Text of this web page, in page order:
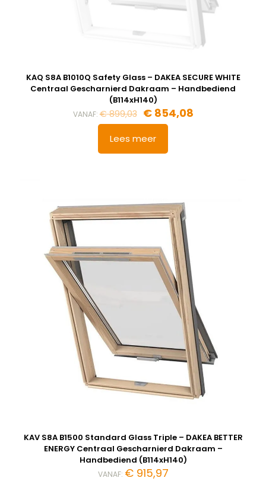
KAQ S8A B1010Q Safety Glass – DAKEA SECURE WHITE
Centraal Gescharnierd Dakraam – Handbediend
(B114xH140)
VANAF:€899,03 €854,08
Lees meer
KAV S8A B1500 Standard Glass Triple – DAKEA BETTER
ENERGY Centraal Gescharnierd Dakraam –
Handbediend (B114xH140)
VANAF: €915,97